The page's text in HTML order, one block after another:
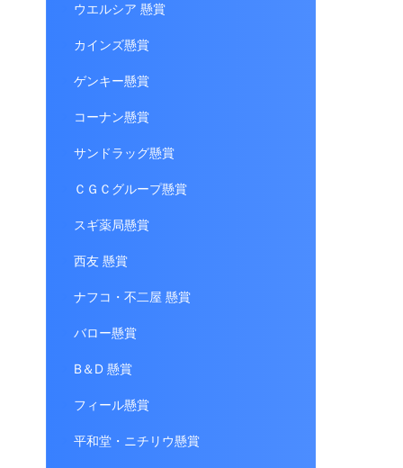
ウエルシア 懸賞
カインズ懸賞
ゲンキー懸賞
コーナン懸賞
サンドラッグ懸賞
ＣＧＣグループ懸賞
スギ薬局懸賞
西友 懸賞
ナフコ・不二屋 懸賞
バロー懸賞
B＆D 懸賞
フィール懸賞
平和堂・ニチリウ懸賞